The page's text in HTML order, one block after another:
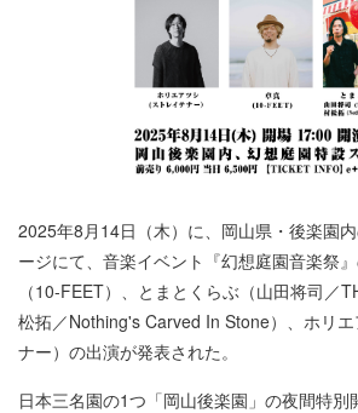
2025年8月14日（木）に、岡山県・後楽園
ージにて、音楽イベント『幻想庭園音楽祭
（10-FEET）、とまとくらぶ（山田将司／
松拓／Nothing's Carved In Stone）、ホリ
ナー）の出演が発表された。
日本三名園の1つ「岡山後楽園」の夜間特別